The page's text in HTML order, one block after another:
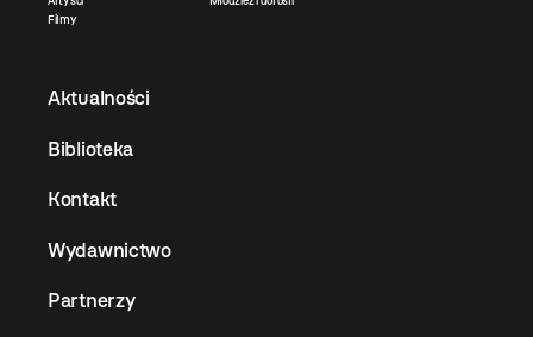
Filmy
Aktualności
Biblioteka
Kontakt
Wydawnictwo
Partnerzy